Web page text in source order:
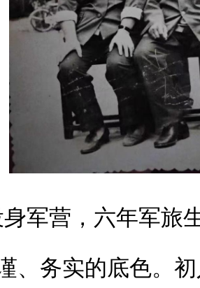
军营，六年军旅
、务实的底色。